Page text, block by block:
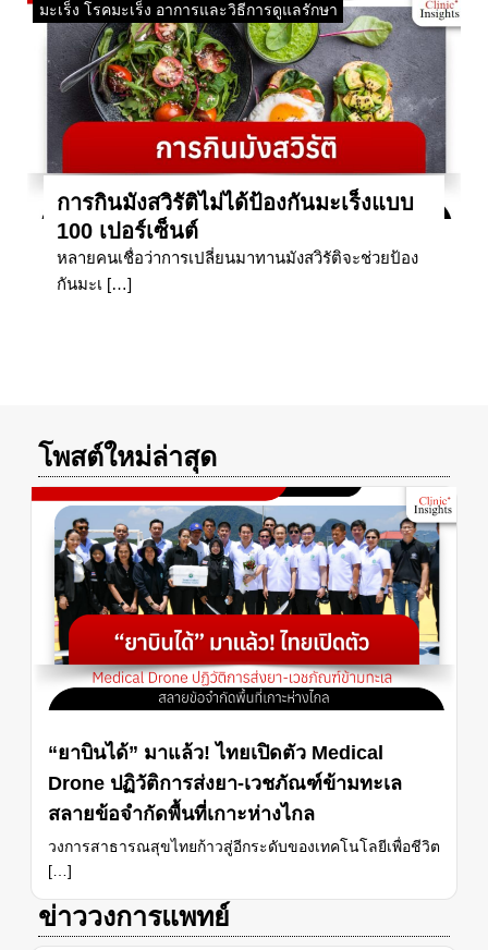
มะเร็ง โรคมะเร็ง อาการและวิธีการดูแลรักษา
การกินมังสวิรัติไม่ได้ป้องกันมะเร็งแบบ
100 เปอร์เซ็นต์
หลายคนเชื่อว่าการเปลี่ยนมาทานมังสวิรัติจะช่วยป้อง
กันมะเ […]
โพสต์ใหม่ล่าสุด
“ยาบินได้” มาแล้ว! ไทยเปิดตัว Medical
Drone ปฏิวัติการส่งยา-เวชภัณฑ์ข้ามทะเล
สลายข้อจำกัดพื้นที่เกาะห่างไกล
วงการสาธารณสุขไทยก้าวสู่อีกระดับของเทคโนโลยีเพื่อชีวิต
[…]
ข่าววงการแพทย์